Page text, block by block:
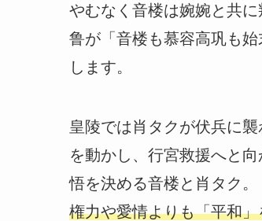
やむなく音楼は婉婉と共
鲁が「音楼も慕容高巩も
します。
皇陵では肖タクが伏兵に
を動かし、行宮救援へと
悟を決める音楼と肖タク。
権力や愛情よりも「平和